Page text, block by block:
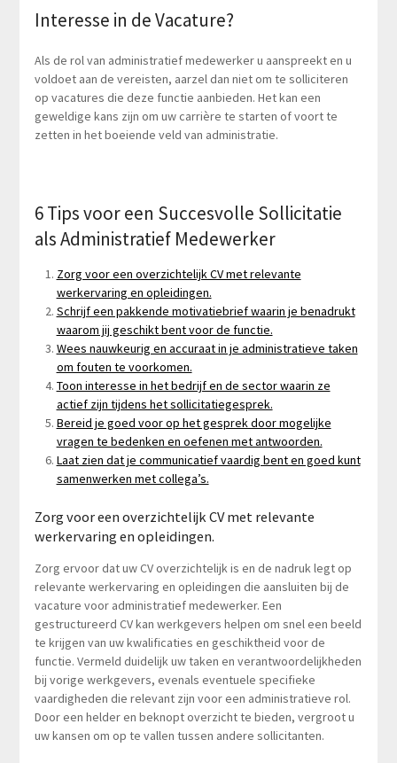
Interesse in de Vacature?
Als de rol van administratief medewerker u aanspreekt en u
voldoet aan de vereisten, aarzel dan niet om te solliciteren
op vacatures die deze functie aanbieden. Het kan een
geweldige kans zijn om uw carrière te starten of voort te
zetten in het boeiende veld van administratie.
6 Tips voor een Succesvolle Sollicitatie
als Administratief Medewerker
Zorg voor een overzichtelijk CV met relevante
werkervaring en opleidingen.
Schrijf een pakkende motivatiebrief waarin je benadrukt
waarom jij geschikt bent voor de functie.
Wees nauwkeurig en accuraat in je administratieve taken
om fouten te voorkomen.
Toon interesse in het bedrijf en de sector waarin ze
actief zijn tijdens het sollicitatiegesprek.
Bereid je goed voor op het gesprek door mogelijke
vragen te bedenken en oefenen met antwoorden.
Laat zien dat je communicatief vaardig bent en goed kunt
samenwerken met collega’s.
Zorg voor een overzichtelijk CV met relevante
werkervaring en opleidingen.
Zorg ervoor dat uw CV overzichtelijk is en de nadruk legt op
relevante werkervaring en opleidingen die aansluiten bij de
vacature voor administratief medewerker. Een
gestructureerd CV kan werkgevers helpen om snel een beeld
te krijgen van uw kwalificaties en geschiktheid voor de
functie. Vermeld duidelijk uw taken en verantwoordelijkheden
bij vorige werkgevers, evenals eventuele specifieke
vaardigheden die relevant zijn voor een administratieve rol.
Door een helder en beknopt overzicht te bieden, vergroot u
uw kansen om op te vallen tussen andere sollicitanten.